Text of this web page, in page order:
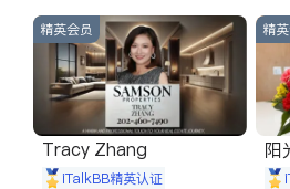
精英会员
Tracy Zhang
iTalkBB精英认证
精
阳